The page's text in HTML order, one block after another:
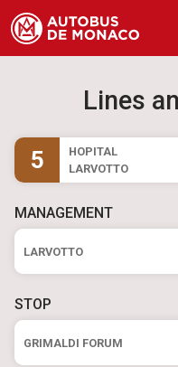
Lines
5
HOPITAL
LARVOTTO
MANAGEMENT
LARVOTTO
STOP
GRIMALDI FORUM